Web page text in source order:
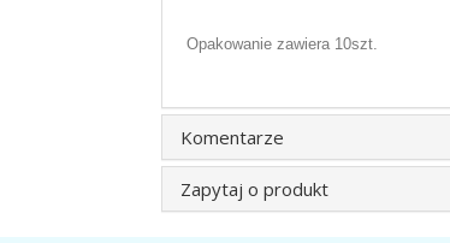
Opakowanie zawiera 10szt.
Komentarze
Zapytaj o produkt